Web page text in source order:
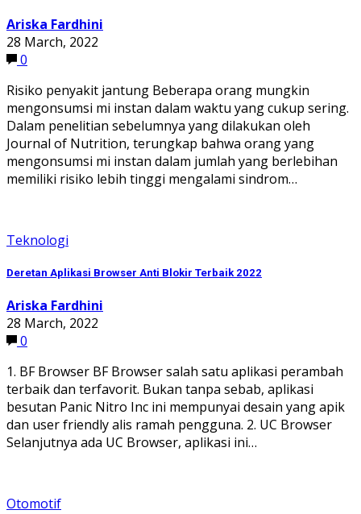
Ariska Fardhini
28 March, 2022
0
Risiko penyakit jantung Beberapa orang mungkin
mengonsumsi mi instan dalam waktu yang cukup sering.
Dalam penelitian sebelumnya yang dilakukan oleh
Journal of Nutrition, terungkap bahwa orang yang
mengonsumsi mi instan dalam jumlah yang berlebihan
memiliki risiko lebih tinggi mengalami sindrom…
Teknologi
Deretan Aplikasi Browser Anti Blokir Terbaik 2022
Ariska Fardhini
28 March, 2022
0
1. BF Browser BF Browser salah satu aplikasi perambah
terbaik dan terfavorit. Bukan tanpa sebab, aplikasi
besutan Panic Nitro Inc ini mempunyai desain yang apik
dan user friendly alis ramah pengguna. 2. UC Browser
Selanjutnya ada UC Browser, aplikasi ini…
Otomotif